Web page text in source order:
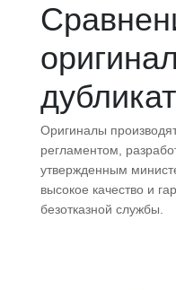
Оригиналы
регламентом,
утвержденным
высокое качество и
безотказной службы.